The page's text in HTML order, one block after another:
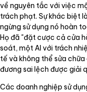
về nguyên tắc với việc
trách phạt. Sự khác biệt
ngừng sử dụng nó hoàn
Họ đã "đặt cược cả cửa
soát, một AI với trách
tế và không thể sửa
đương sai lệch được giải
Các doanh nghiệp sử